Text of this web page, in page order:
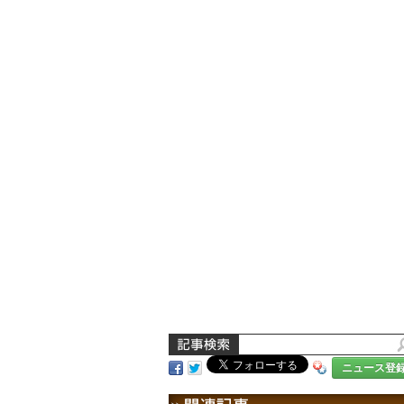
ニュース登